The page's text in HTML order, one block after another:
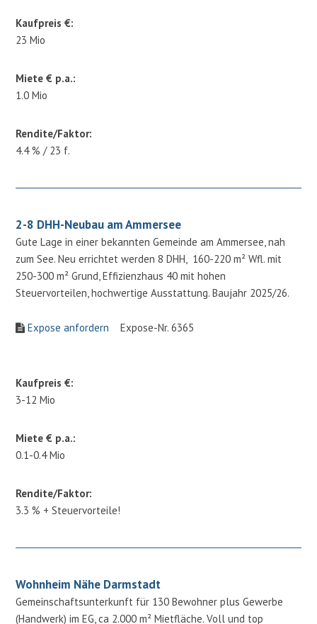
Kaufpreis €:
23 Mio
Miete € p.a.:
1.0 Mio
Rendite/Faktor:
4.4 % / 23 f.
2-8 DHH-Neubau am Ammersee
Gute Lage in einer bekannten Gemeinde am Ammersee, nah
zum See. Neu errichtet werden 8 DHH, 160-220 m² Wfl. mit
250-300 m² Grund, Effizienzhaus 40 mit hohen
Steuervorteilen, hochwertige Ausstattung. Baujahr 2025/26.
Expose anfordern Expose-Nr. 6365
Kaufpreis €:
3-12 Mio
Miete € p.a.:
0.1-0.4 Mio
Rendite/Faktor:
3.3 % + Steuervorteile!
Wohnheim Nähe Darmstadt
Gemeinschaftsunterkunft für 130 Bewohner plus Gewerbe
(Handwerk) im EG, ca 2.000 m² Mietfläche. Voll und top